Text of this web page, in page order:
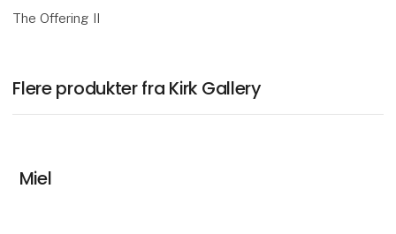
The Offering II
Flere produkter fra Kirk Gallery
Miel